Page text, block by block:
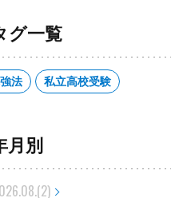
グ一覧
法 私立高校受験
月別